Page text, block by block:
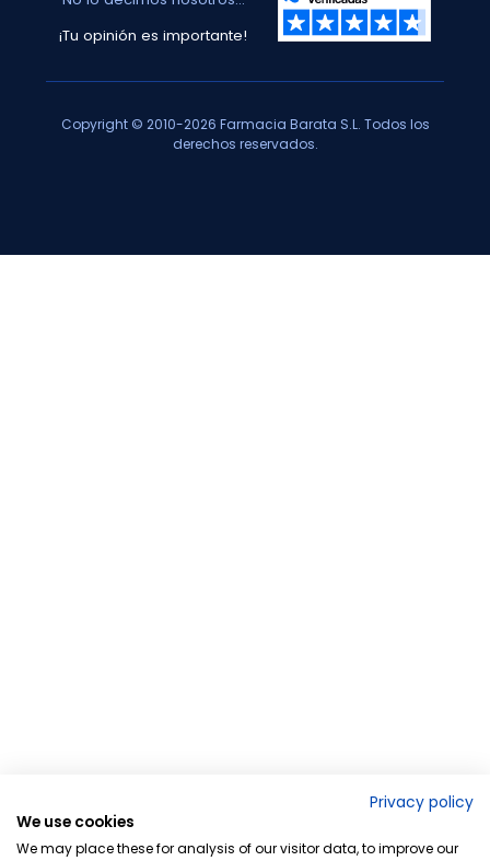
¡Tu opinión es importante!
Copyright © 2010-2026 Farmacia Barata S.L. Todos los
derechos reservados.
Privacy policy
We use cookies
We may place these for analysis of our visitor data, to improve our